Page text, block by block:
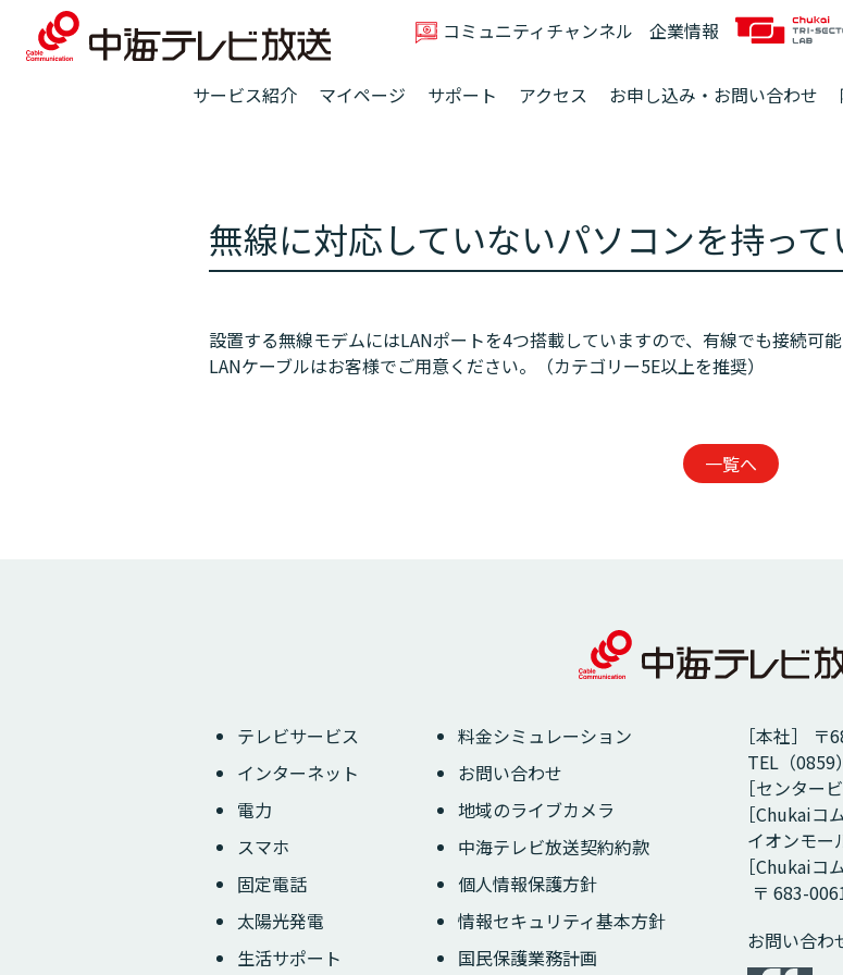
コミュニティチャンネル 企業情報
サービス紹介 マイページ サポート アクセス お申し込み・お問い合わせ
無線に対応していないパソコンを持っ
設置する無線モデムにはLANポートを4つ搭載していますので、有線でも接続可能
LANケーブルはお客様でご用意ください。（カテゴリー5E以上を推奨）
一覧へ
テレビサービス
インターネット
電力
スマホ
固定電話
太陽光発電
生活サポート
料金シミュレーション
お問い合わせ
地域のライブカメラ
中海テレビ放送契約約款
個人情報保護方針
情報セキュリティ基本方針
国民保護業務計画
［本社］
TEL（0859
［センター
［Chukaiコ
イオンモー
［Chukaiコ
〒 683-
お問い合わ